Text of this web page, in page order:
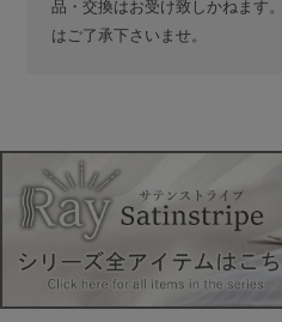
品・交換はお受け致しかねます
はご了承下さいませ。